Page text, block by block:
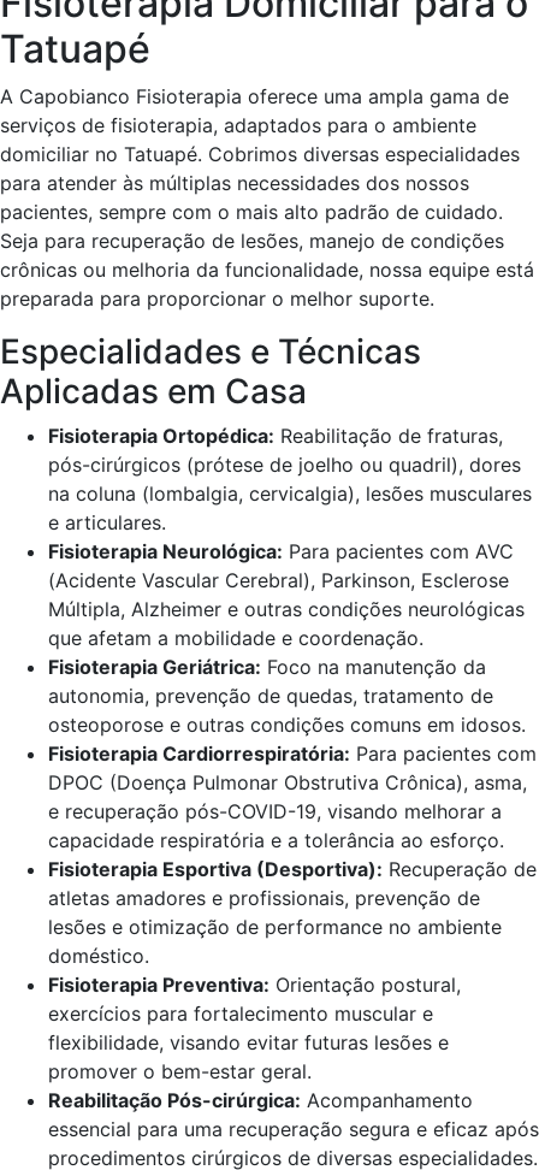
Tatuapé
A Capobianco Fisioterapia oferece uma ampla gama de
serviços de fisioterapia, adaptados para o ambiente
domiciliar no Tatuapé. Cobrimos diversas especialidades
para atender às múltiplas necessidades dos nossos
pacientes, sempre com o mais alto padrão de cuidado.
Seja para recuperação de lesões, manejo de condições
crônicas ou melhoria da funcionalidade, nossa equipe está
preparada para proporcionar o melhor suporte.
Especialidades e Técnicas
Aplicadas em Casa
Fisioterapia Ortopédica: Reabilitação de fraturas,
pós-cirúrgicos (prótese de joelho ou quadril), dores
na coluna (lombalgia, cervicalgia), lesões musculares
e articulares.
Fisioterapia Neurológica: Para pacientes com AVC
(Acidente Vascular Cerebral), Parkinson, Esclerose
Múltipla, Alzheimer e outras condições neurológicas
que afetam a mobilidade e coordenação.
Fisioterapia Geriátrica: Foco na manutenção da
autonomia, prevenção de quedas, tratamento de
osteoporose e outras condições comuns em idosos.
Fisioterapia Cardiorrespiratória: Para pacientes com
DPOC (Doença Pulmonar Obstrutiva Crônica), asma,
e recuperação pós-COVID-19, visando melhorar a
capacidade respiratória e a tolerância ao esforço.
Fisioterapia Esportiva (Desportiva): Recuperação de
atletas amadores e profissionais, prevenção de
lesões e otimização de performance no ambiente
doméstico.
Fisioterapia Preventiva: Orientação postural,
exercícios para fortalecimento muscular e
flexibilidade, visando evitar futuras lesões e
promover o bem-estar geral.
Reabilitação Pós-cirúrgica: Acompanhamento
essencial para uma recuperação segura e eficaz após
procedimentos cirúrgicos de diversas especialidades.